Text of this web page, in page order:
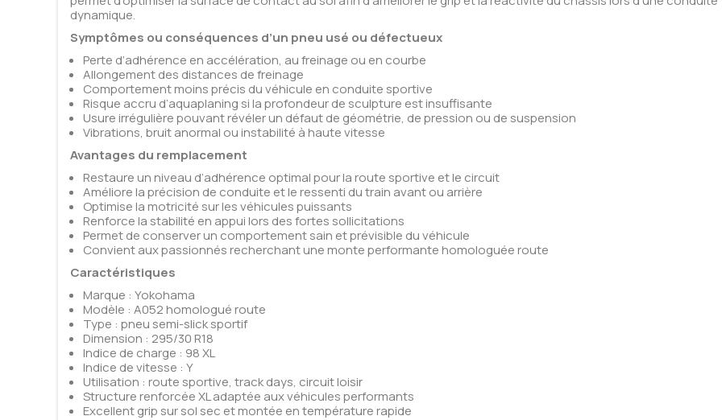
dynamique.
Symptômes ou conséquences d’un pneu usé ou défectueux
Perte d’adhérence en accélération, au freinage ou en courbe
Allongement des distances de freinage
Comportement moins précis du véhicule en conduite sportive
Risque accru d’aquaplaning si la profondeur de sculpture est insuffisante
Usure irrégulière pouvant révéler un défaut de géométrie, de pression ou de suspension
Vibrations, bruit anormal ou instabilité à haute vitesse
Avantages du remplacement
Restaure un niveau d’adhérence optimal pour la route sportive et le circuit
Améliore la précision de conduite et le ressenti du train avant ou arrière
Optimise la motricité sur les véhicules puissants
Renforce la stabilité en appui lors des fortes sollicitations
Permet de conserver un comportement sain et prévisible du véhicule
Convient aux passionnés recherchant une monte performante homologuée route
Caractéristiques
Marque : Yokohama
Modèle : A052 homologué route
Type : pneu semi-slick sportif
Dimension : 295/30 R18
Indice de charge : 98 XL
Indice de vitesse : Y
Utilisation : route sportive, track days, circuit loisir
Structure renforcée XL adaptée aux véhicules performants
Excellent grip sur sol sec et montée en température rapide